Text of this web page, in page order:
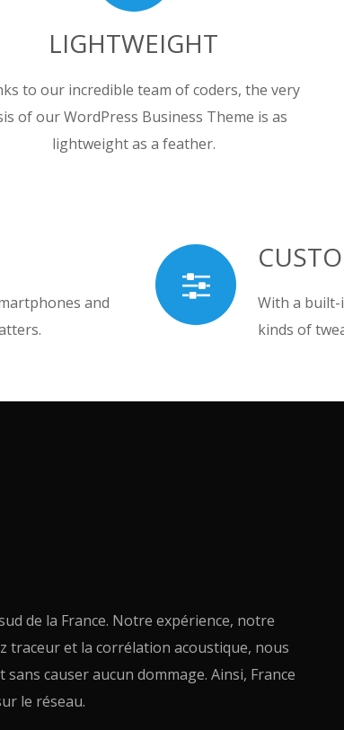
LIGHTWEIGHT
to our incredible team of coders, the very
of our WordPress Business Theme is as
lightweight as a feather.
and
With a
kinds of
de la France. Notre expérience, notre
traceur et la corrélation acoustique, nous
causer aucun dommage. Ainsi, France
le réseau.